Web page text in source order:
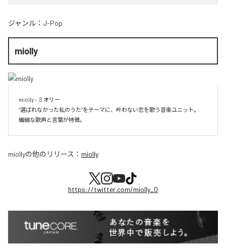
ジャンル： J-Pop
miolly
miolly - ミオリー
”選ばれなかった私のうた”をテーマに、叶わない恋を歌う音楽ユニット。
miollyの他のリリース： miolly
https://twitter.com/miolly_0